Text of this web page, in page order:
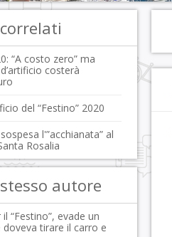
“A costo zero” ma
costerà
del “Festino” 2020
l'”acchianata” al
Rosalia
autore
“Festino”, evade un
tirare il carro e